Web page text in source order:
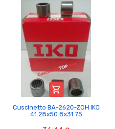

Cuscinetto BA-2620-ZOH IKO
41.28x50.8x31.75